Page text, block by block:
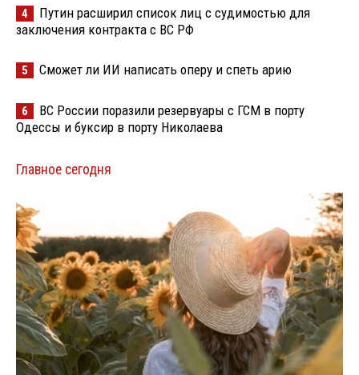
4
Путин расширил список лиц с судимостью для
заключения контракта с ВС РФ
5 Сможет ли ИИ написать оперу и спеть арию
6
ВС России поразили резервуары с ГСМ в порту
Одессы и буксир в порту Николаева
Главное сегодня